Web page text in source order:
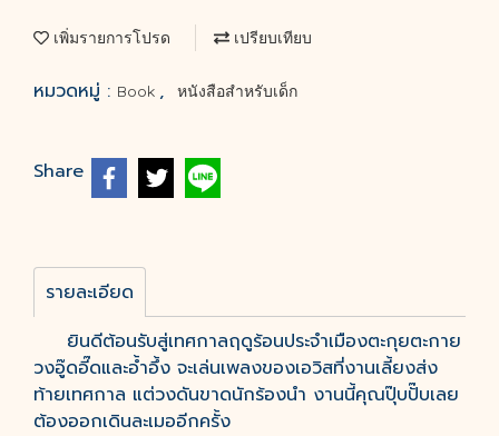
เพิ่มรายการโปรด เปรียบเทียบ
หมวดหมู่ : Book , หนังสือสำหรับเด็ก
Share
รายละเอียด
ยินดีต้อนรับสู่เทศกาลฤดูร้อนประจำเมืองตะกุยตะกาย
วงอู๊ดอี๊ดและอ้ำอึ้ง จะเล่นเพลงของเอวิสที่งานเลี้ยงส่ง
ท้ายเทศกาล แต่วงดันขาดนักร้องนำ งานนี้คุณปุ๊บปั๊บเลย
ต้องออกเดินละเมออีกครั้ง